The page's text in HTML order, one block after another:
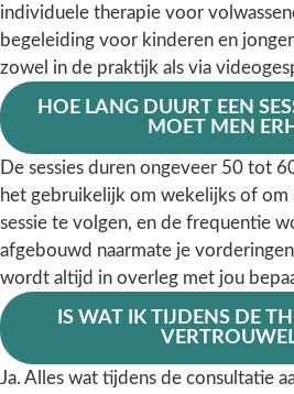
individuele therapie voor
begeleiding voor kinderen en
zowel in de praktijk als via
HOE LANG DUURT EEN
MOET MEN
De sessies duren ongeveer 50 tot
het gebruikelijk om wekelijks of om
sessie te volgen, en de frequentie
afgebouwd naarmate je
wordt altijd in overleg met jou
IS WAT IK TIJDENS DE
Ja. Alles wat tijdens de consultatie